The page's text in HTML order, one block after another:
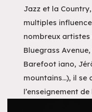
Jazz et la
multiples
nombreux artistes
Bluegrass
Barefoot iano,
mountains…), il se
l’enseignement